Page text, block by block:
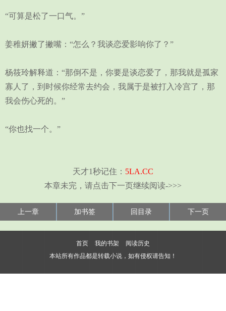
“可算是松了一口气。”
姜稚妍撇了撇嘴：“怎么？我谈恋爱影响你了？”
杨筱玲解释道：“那倒不是，你要是谈恋爱了，那我就是孤家
寡人了，到时候你经常去约会，我属于是被打入冷宫了，那
我会伤心死的。”
“你也找一个。”
天才1秒记住： 5LA.CC
本章未完，请点击下一页继续阅读->>>
上一章 加书签 回目录 下一页
首页 我的书架
阅读历史
本站所有作品都是转载小说，如有侵权请告知！